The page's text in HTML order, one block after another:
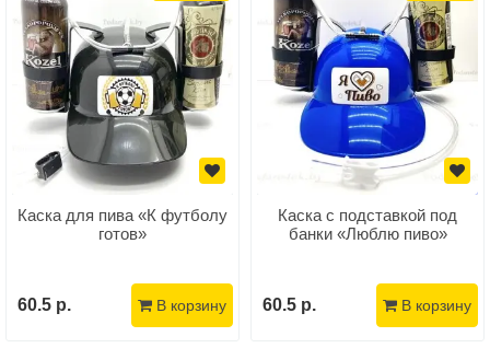
Каска для пива «К футболу
готов»
60.5 р. В корзину
Каска с подставкой под
банки «Люблю пиво»
60.5 р. В корзину